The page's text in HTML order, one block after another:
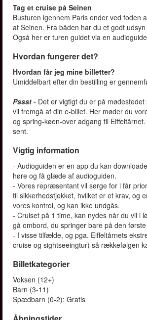
Tag et cruise på Seinen
Busturen igennem Paris ender ved foden
af Seinen. Fra båden har du et godt
Også her er turen guidet via en audioguide
Hvordan fungerer det?
Hvordan får jeg mine billetter?
Umiddelbart efter din bestilling er
Pssst - Det er vigtigt du er på
vil fremgå af din e-billet. Her møder du
og spring-køen-over adgang til
sent.
Vigtig information
- Audioguiden er en app du kan
høre og få glæde af audioguiden.
- Vores repræsentant vil sørge for i får
til sikkerhedstjekket, hvilket er et krav, og
vores kontrol, og kan ikke undgås.
- Cruiset på 1 time, kan nydes når du vil i
gå ombord, du springer bare på den
- I visse tilfælde, og pga. Eiffeltårnets
cruise og sightseeingtur) så rækkefølgen
Billetkategorier
Voksen (12+)
Barn (3-11)
Spædbarn (0-2): Gratis